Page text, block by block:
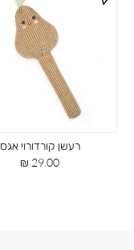
רעשן קורדורוי אגס
מחיר
29.00 ₪